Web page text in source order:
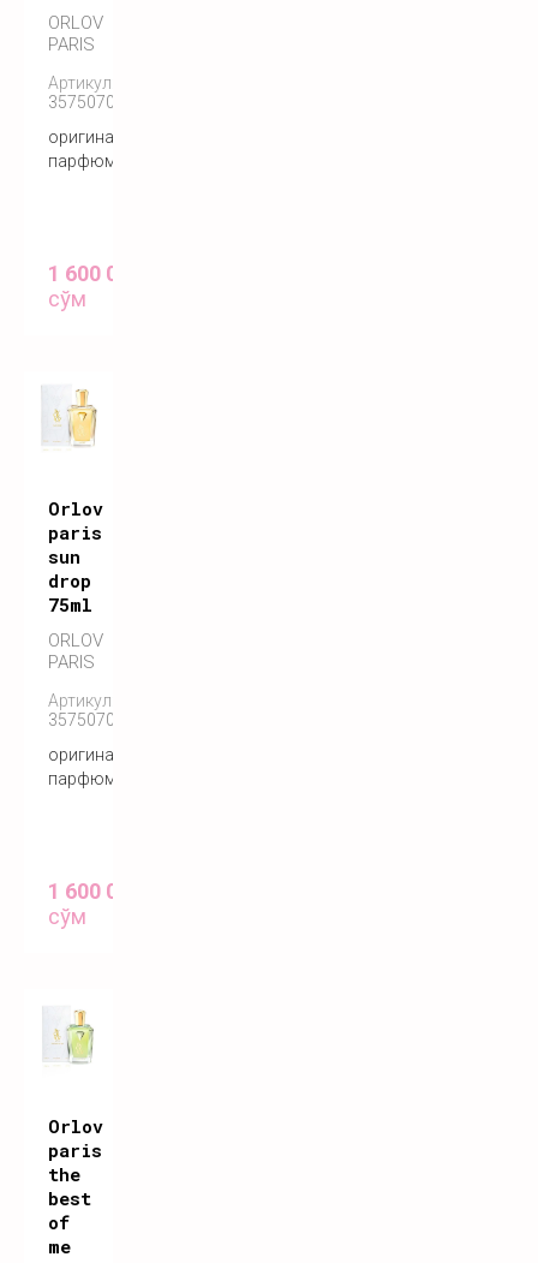
ORLOV
PARIS
Артикул:
3575070055122
оригинальный
парфюм
1 600 000
сўм
Orlov
paris
sun
drop
75ml
ORLOV
PARIS
Артикул:
3575070055122
оригинальный
парфюм
1 600 000
сўм
Orlov
paris
the
best
of
me